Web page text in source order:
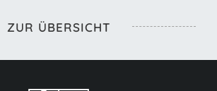
ZUR ÜBERSICHT